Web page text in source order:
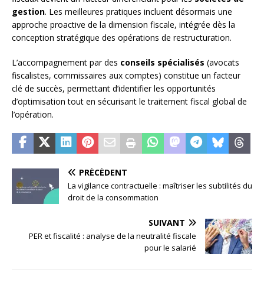
gestion. Les meilleures pratiques incluent désormais une
approche proactive de la dimension fiscale, intégrée dès la
conception stratégique des opérations de restructuration.
L’accompagnement par des conseils spécialisés (avocats
fiscalistes, commissaires aux comptes) constitue un facteur
clé de succès, permettant d’identifier les opportunités
d’optimisation tout en sécurisant le traitement fiscal global de
l’opération.
PRÉCÉDENT
La vigilance contractuelle : maîtriser les subtilités du
droit de la consommation
SUIVANT
PER et fiscalité : analyse de la neutralité fiscale
pour le salarié